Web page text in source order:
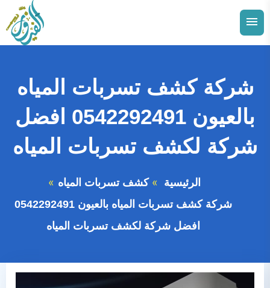
التجاوز
إلى
القائمة
البحث
الدمام
القائمة
الفرعية
الاحساءتوسيع
الفرعية
الجبيلتوسيع
الفرعية
شركة كشف تسربات المياه
بالعيون 0542292491 افضل
شركة لكشف تسربات المياه
الرئيسية
كشف تسربات المياه
شركة كشف تسربات المياه بالعيون 0542292491
افضل شركة لكشف تسربات المياه